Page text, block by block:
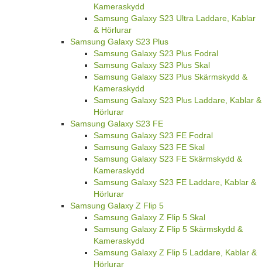
Kameraskydd
Samsung Galaxy S23 Ultra Laddare, Kablar
& Hörlurar
Samsung Galaxy S23 Plus
Samsung Galaxy S23 Plus Fodral
Samsung Galaxy S23 Plus Skal
Samsung Galaxy S23 Plus Skärmskydd &
Kameraskydd
Samsung Galaxy S23 Plus Laddare, Kablar &
Hörlurar
Samsung Galaxy S23 FE
Samsung Galaxy S23 FE Fodral
Samsung Galaxy S23 FE Skal
Samsung Galaxy S23 FE Skärmskydd &
Kameraskydd
Samsung Galaxy S23 FE Laddare, Kablar &
Hörlurar
Samsung Galaxy Z Flip 5
Samsung Galaxy Z Flip 5 Skal
Samsung Galaxy Z Flip 5 Skärmskydd &
Kameraskydd
Samsung Galaxy Z Flip 5 Laddare, Kablar &
Hörlurar